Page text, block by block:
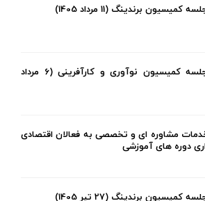
کمیسیون برندینگ (11 مرداد 1405)
صورتجلسه کمیسیون نوآوری و کارآفرینی (6 مرداد
خدمات مشاوره ای و تخصصی به فعالان اقتصادی
دوره های آموزشی
کمیسیون برندینگ (27 تیر 1405)